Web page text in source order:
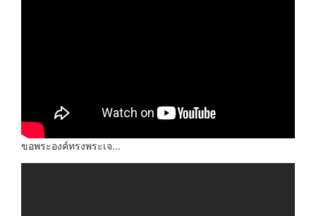
ขอพระองค์ทรงพระเจ...